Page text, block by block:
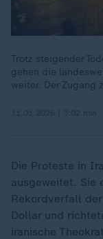
Trotz steigender
gehen die
weiter. Der Zugang
Die Proteste in
ausgeweitet. Sie
Rekordverfall
Dollar und
iranische